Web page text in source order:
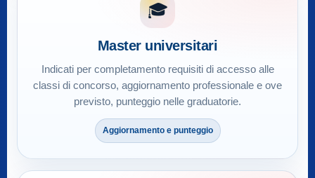
🎓
Master universitari
Indicati per completamento requisiti di accesso alle
classi di concorso, aggiornamento professionale e ove
previsto, punteggio nelle graduatorie.
Aggiornamento e punteggio